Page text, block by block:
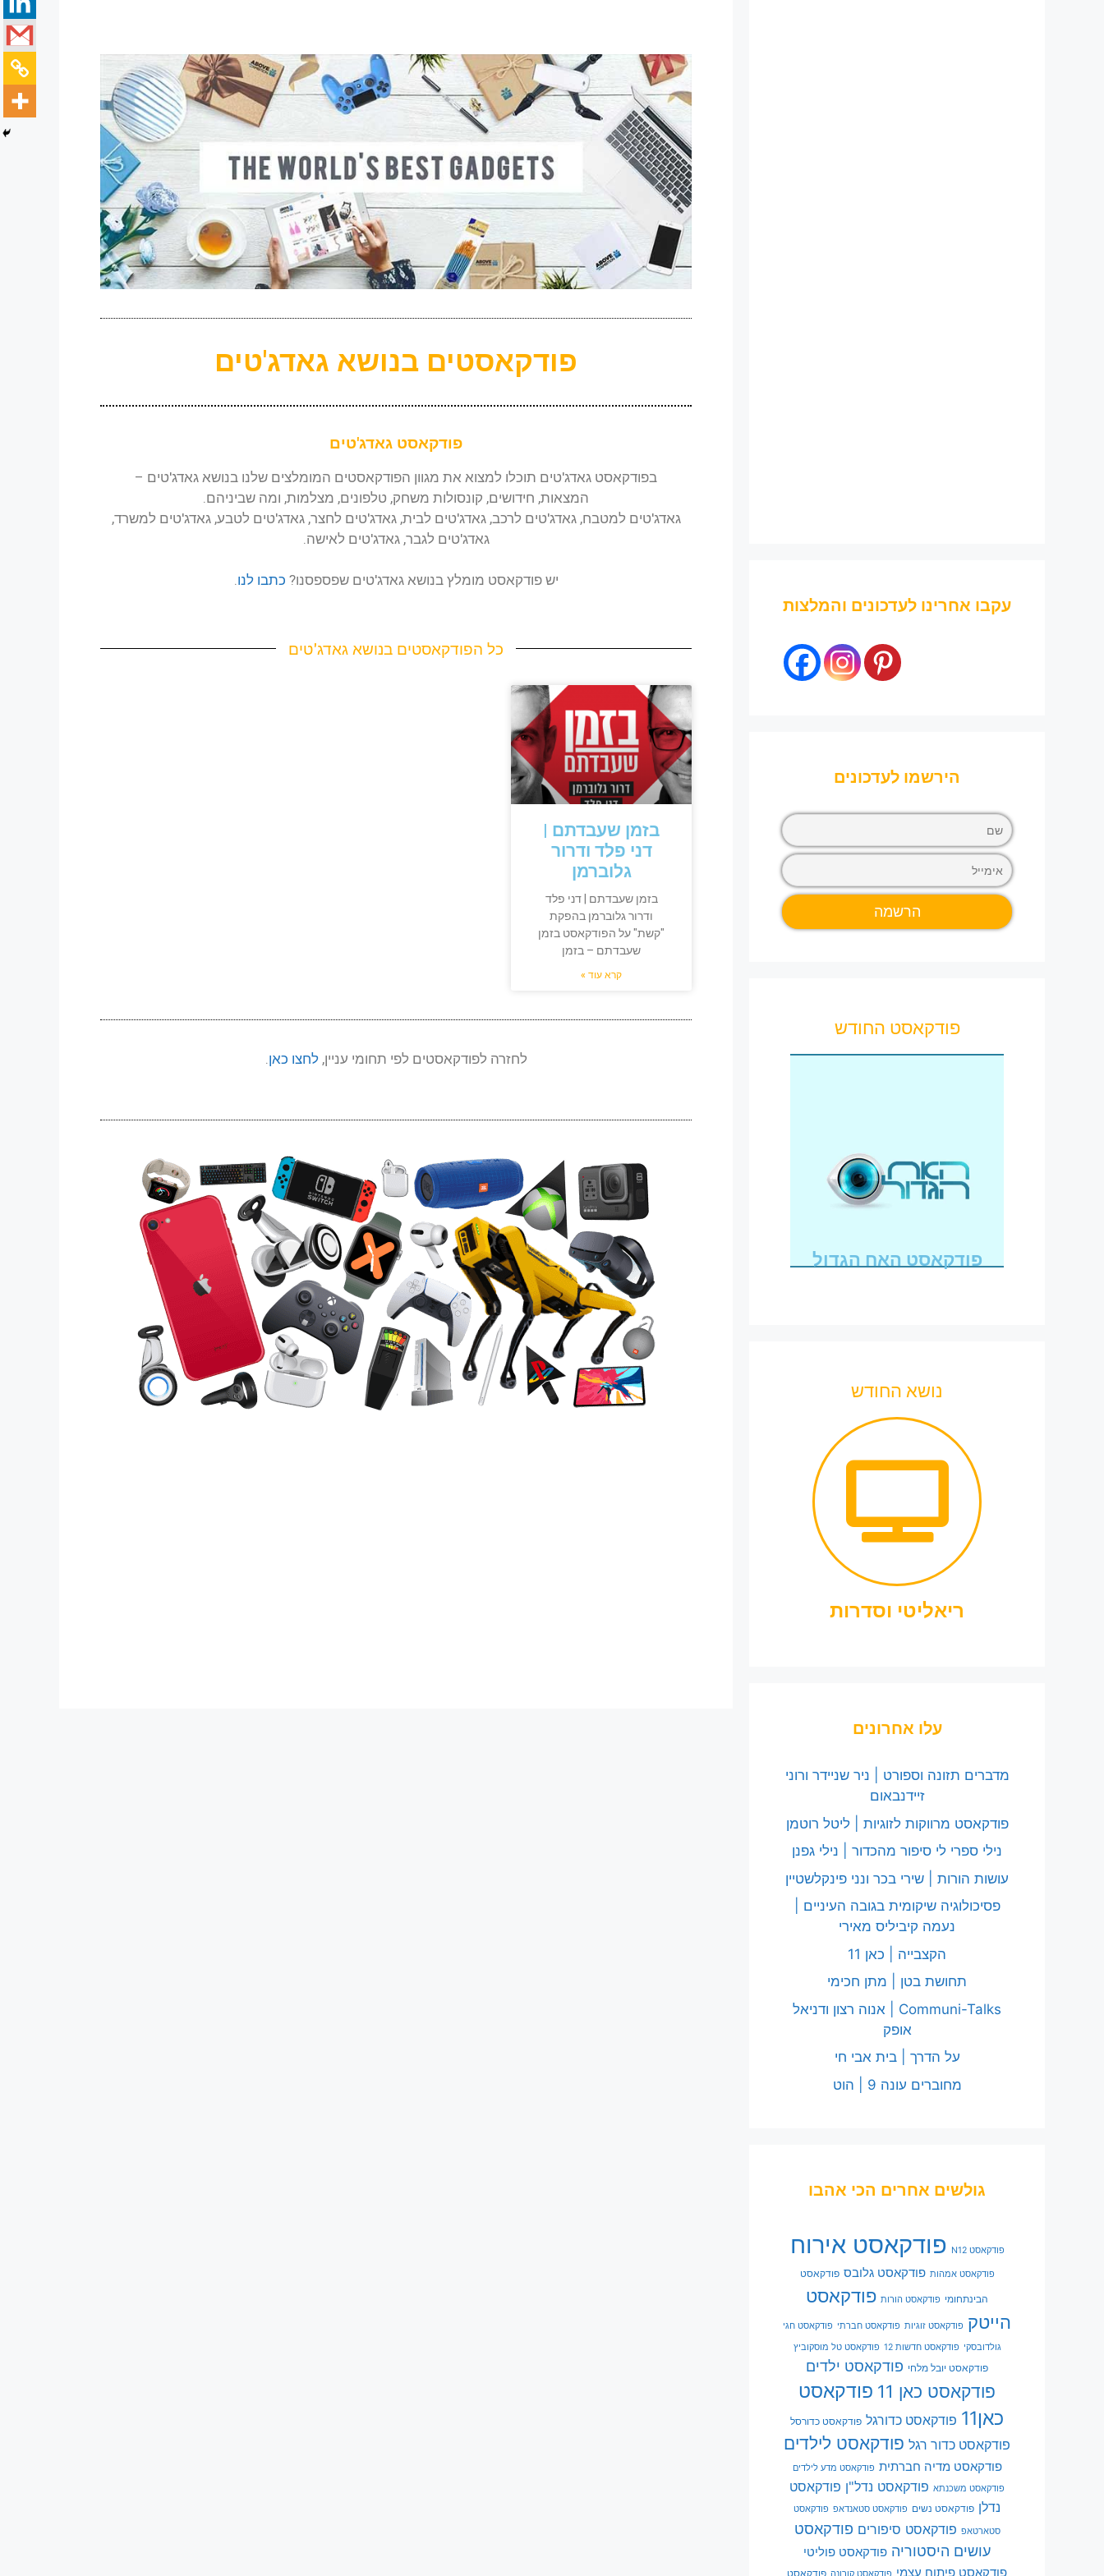
פודקאסטים בנושא גאדג'טים
פודקאסט גאדג'טים
בפודקאסט גאדג'טים תוכלו למצוא את מגוון הפודקאסטים המומלצים שלנו בנושא גאדג'טים –
המצאות, חידושים, קונסולות משחק, טלפונים, מצלמות, ומה שביניהם.
גאדג'טים למטבח,גאדג'טים לרכב,גאדג'טים לבית,גאדג'טים לחצר,גאדג'טים לטבע, גאדג'טים למשרד,
גאדג'טים לגבר, גאדג'טים לאישה.
יש פודקאסט מומלץ בנושאגאדג'טים שפספסנו? כתבו לנו.
כל הפודקאסטים בנושא גאדג'טים
בזמן שעבדתם |
דני פלד ודרור
גלוברמן
בזמן שעבדתם | דני פלד
ודרור גלוברמן בהפקת
"קשת" על הפודקאסט בזמן
שעבדתם – בזמן
קרא עוד »
לחזרה לפודקאסטים לפי תחומי עניין,לחצו כאן.
עקבו אחרינו לעדכונים והמלצות
הירשמו לעדכונים
פודקאסט החודש
פודקאסט האח הגדול
נושא החודש
ריאליטי וסדרות
עלו אחרונים
מדברים תזונה וספורט | ניר שניידר ורוני
זיידנבאום
פודקאסט מרווקות לזוגיות | ליטל רוטמן
נילי ספרי לי סיפור מהכדור | נילי גפנן
עושות הורות | שירי בכר ונני פינקלשטיין
פסיכולוגיה שיקומית בגובה העיניים |
נעמה קיביליס מאירי
הקצבייה | כאן 11
תחושת בטן | מתן חכימי
Communi-Talks | אנוה רצון ודניאל
אופק
על הדרך | בית אבי חי
מחוברים עונה 9 | הוט
גולשים אחרים הכי אהבו
פודקאסט N12 פודקאסט אירוח
פודקאסט אמהות פודקאסט גלובס פודקאסט
הבינתחומי פודקאסט הורות פודקאסט
הייטק פודקאסט זוגיות פודקאסט חברתי פודקאסט חגי
גולדובסקי פודקאסט חדשות 12 פודקאסט טל מוסקוביץ
פודקאסט יובל מלחי פודקאסט ילדים
פודקאסט כאן 11
פודקאסט
כאן11
פודקאסט כדורגל פודקאסט כדורסל
פודקאסט כדור רגל פודקאסט לילדים
פודקאסט מדיה חברתית פודקאסט מדע לילדים
פודקאסט משכנתא פודקאסט נדל"ן פודקאסט
נדלן פודקאסט נשים פודקאסט סטאנדאפ פודקאסט
סטארטאפ פודקאסט סיפורים פודקאסט
עושים היסטוריה פודקאסט פוליטי
פודקאסט פיתוח עצמי פודקאסט קורונה פודקאסט